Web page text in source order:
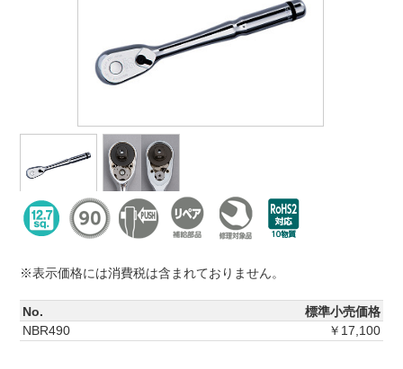
※表示価格には消費税は含まれておりません。
No.
標準小売価格
NBR490
￥17,100